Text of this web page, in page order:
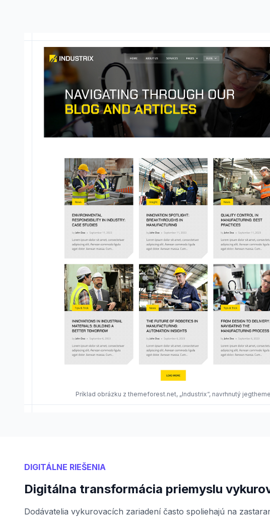
Príklad obrázku z themeforest.net, „Industrix“, navrhnutý jegtheme
DIGITÁLNE RIEŠENIA
Digitálna transformácia priemyslu
Dodávatelia vykurovacích zariadení často spoliehajú na